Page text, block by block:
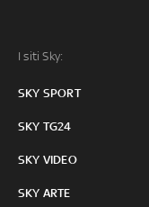
I siti Sky:
SKY SPORT
SKY TG24
SKY VIDEO
SKY ARTE